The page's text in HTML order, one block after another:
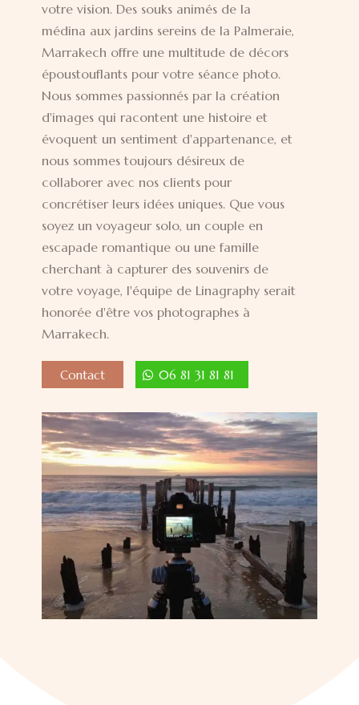
votre vision. Des souks animés de la
médina aux jardins sereins de la Palmeraie,
Marrakech offre une multitude de décors
époustouflants pour votre séance photo.
Nous sommes passionnés par la création
d'images qui racontent une histoire et
évoquent un sentiment d'appartenance, et
nous sommes toujours désireux de
collaborer avec nos clients pour
concrétiser leurs idées uniques. Que vous
soyez un voyageur solo, un couple en
escapade romantique ou une famille
cherchant à capturer des souvenirs de
votre voyage, l'équipe de Linagraphy serait
honorée d'être vos photographes à
Marrakech.
Contact 06 81 31 81 81